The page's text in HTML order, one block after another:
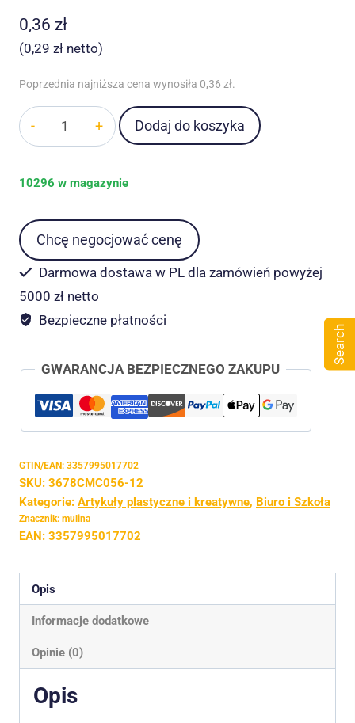
0,36 zł
(0,29 zł netto)
Poprzednia najniższa cena wynosiła 0,36 zł.
DMC
Motek
10
m
N85
Dodaj do koszyka
10296 w magazynie
Chcę negocjować cenę
Darmowa dostawa w PL dla zamówień powyżej
5000 zł netto
Bezpieczne płatności
GWARANCJA BEZPIECZNEGO ZAKUPU
GTIN/EAN: 3357995017702
SKU: 3678CMC056-12
Kategorie: Artykuły plastyczne i kreatywne, Biuro i Szkoła
Znacznik: mulina
EAN: 3357995017702
Opis
Informacje dodatkowe
Opinie (0)
Opis
Search